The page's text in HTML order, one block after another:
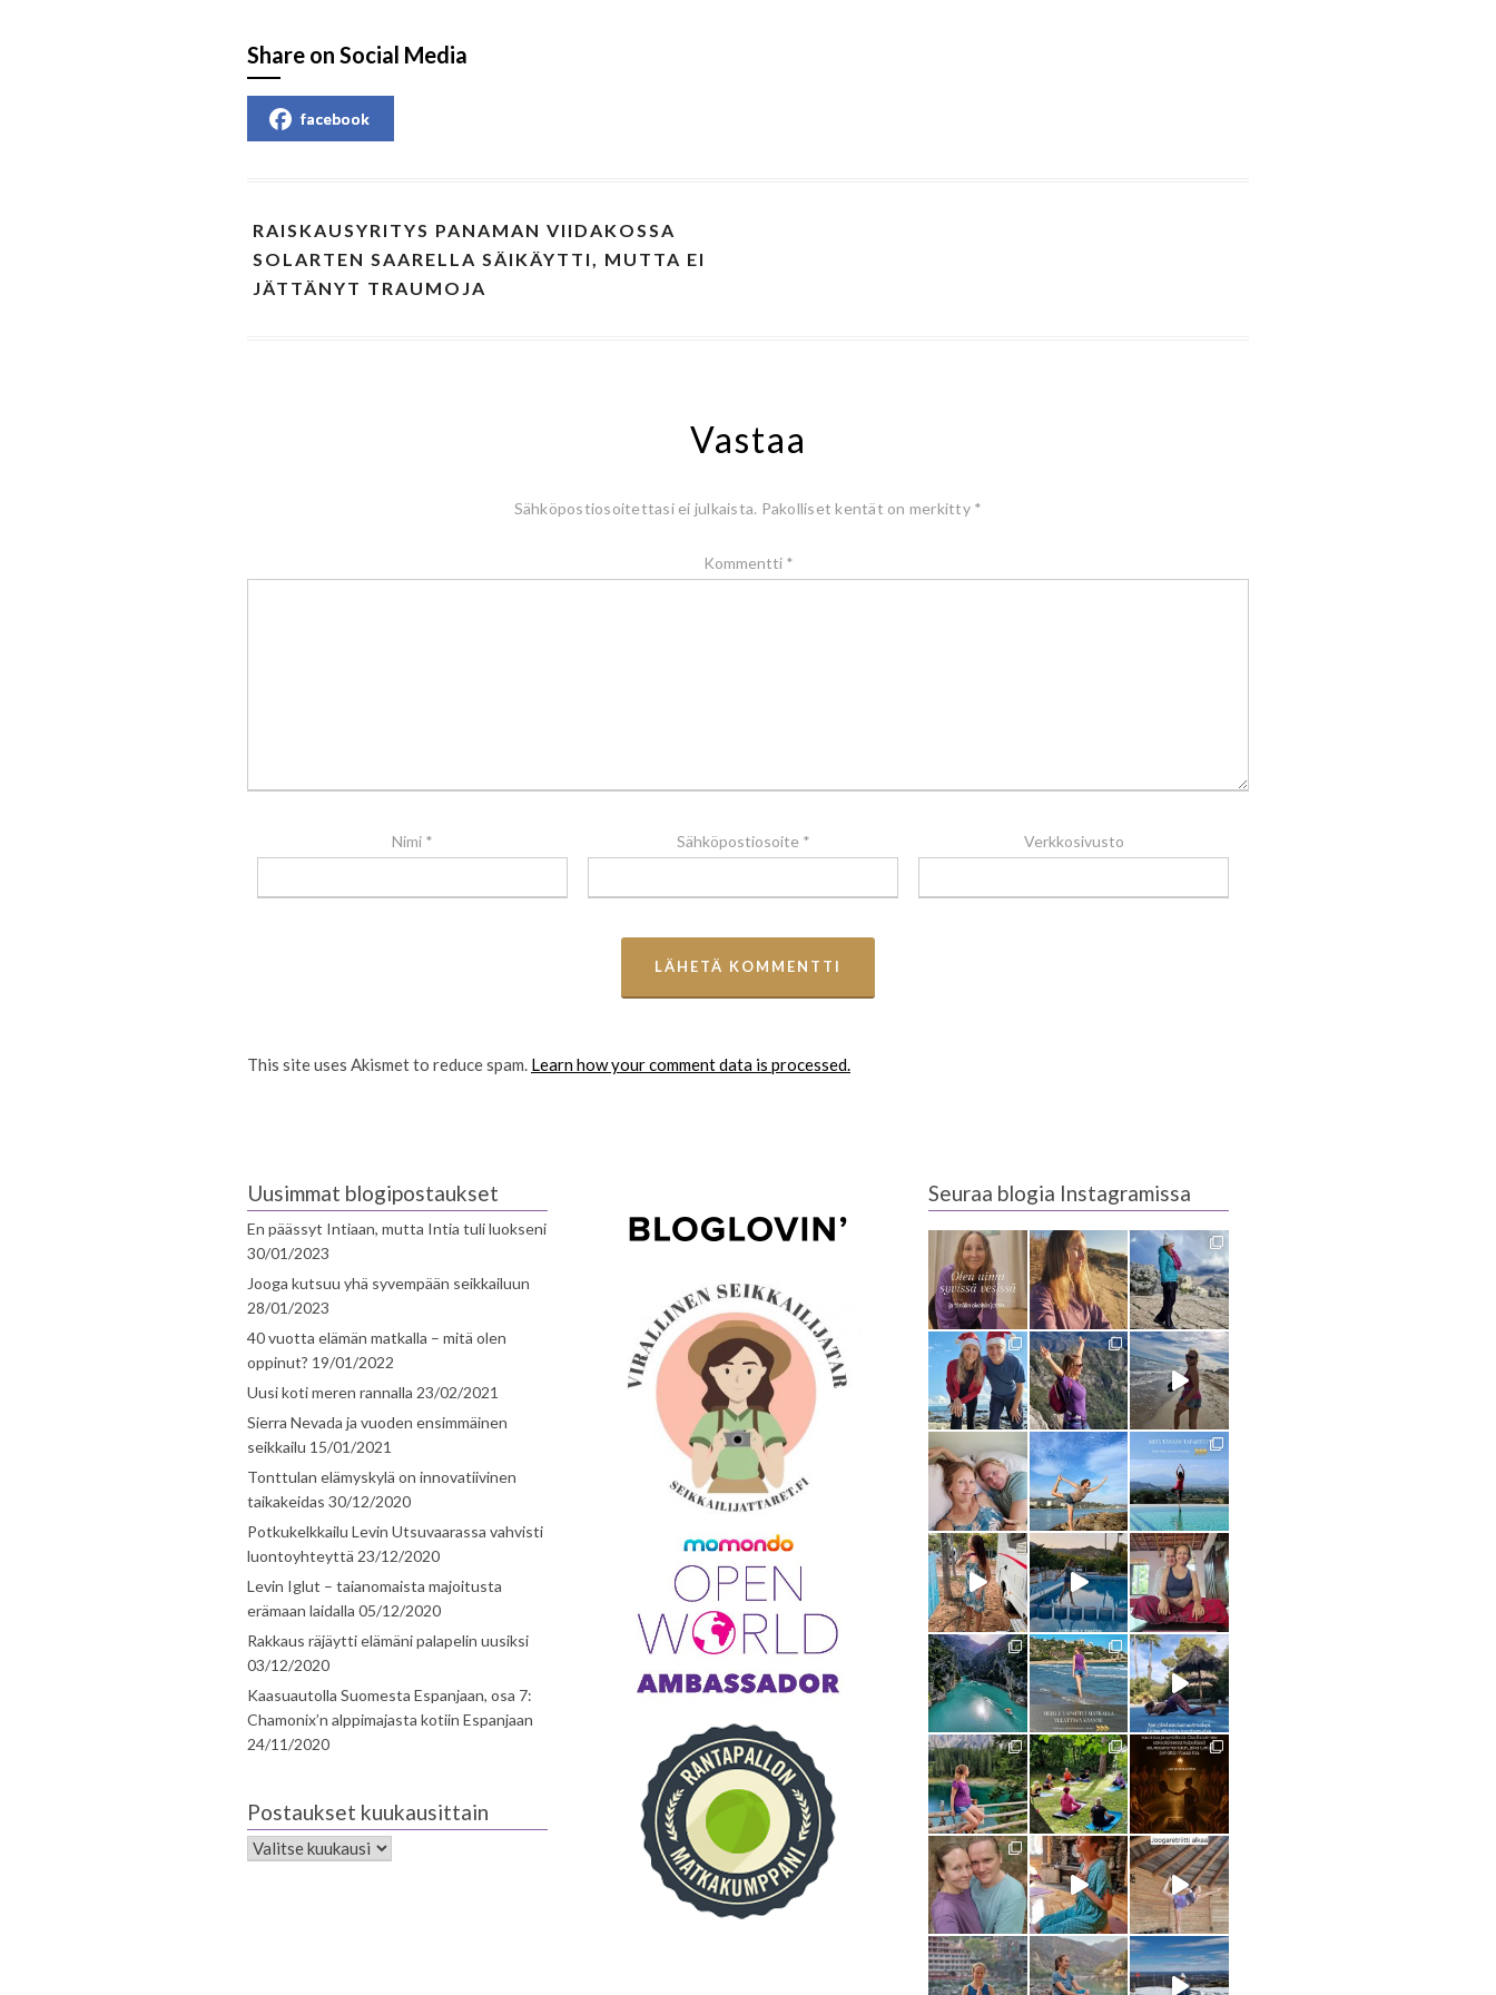
Share on Social Media
facebook
RAISKAUSYRITYS PANAMAN VIIDAKOSSA
SOLARTEN SAARELLA SÄIKÄYTTI, MUTTA EI
JÄTTÄNYT TRAUMOJA
Vastaa
Sähköpostiosoitettasi ei julkaista. Pakolliset kentät on merkitty *
Kommentti *
Nimi * Sähköpostiosoite * Verkkosivusto
This site uses Akismet to reduce spam. Learn how your comment data is processed.
Uusimmat blogipostaukset
En päässyt Intiaan, mutta Intia tuli luokseni
30/01/2023
Jooga kutsuu yhä syvempään seikkailuun
28/01/2023
40 vuotta elämän matkalla – mitä olen
oppinut? 19/01/2022
Uusi koti meren rannalla 23/02/2021
Sierra Nevada ja vuoden ensimmäinen
seikkailu 15/01/2021
Tonttulan elämyskylä on innovatiivinen
taikakeidas 30/12/2020
Potkukelkkailu Levin Utsuvaarassa vahvisti
luontoyhteyttä 23/12/2020
Levin Iglut – taianomaista majoitusta
erämaan laidalla 05/12/2020
Rakkaus räjäytti elämäni palapelin uusiksi
03/12/2020
Kaasuautolla Suomesta Espanjaan, osa 7:
Chamonix’n alppimajasta kotiin Espanjaan
24/11/2020
Postaukset kuukausittain
Seuraa blogia Instagramissa